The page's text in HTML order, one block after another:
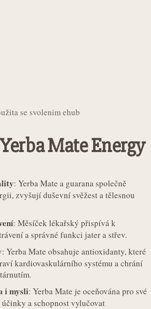
se svolenim ehub
Mate Energy
: Yerba Mate a guarana společně
zvyšují duševní svěžest a tělesnou
: Měsíček lékařský přispívá k
a správné funkci jater a střev.
: Yerba Mate obsahuje antioxidanty, které
kardiovaskulárního systému a chrání
i mysli: Yerba Mate je oceňována pro své
a schopnost vylučovat